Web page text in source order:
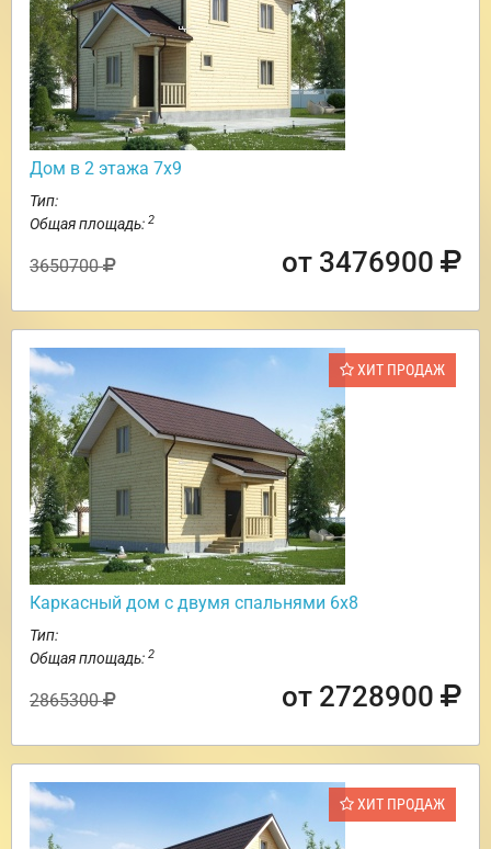
Дом в 2 этажа 7х9
Тип:
Общая площадь: 2
3650700 от 3476900
ХИТ ПРОДАЖ
Каркасный дом с двумя спальнями 6х8
Тип:
Общая площадь: 2
2865300 от 2728900
ХИТ ПРОДАЖ